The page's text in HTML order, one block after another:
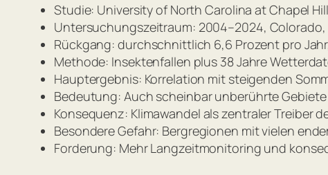
Studie: University of North Carolina at Chapel Hill
Untersuchungszeitraum: 2004–2024,
Rückgang: durchschnittlich 6,6 Prozent pro
Methode: Insektenfallen plus 38 Jahre
Hauptergebnis: Korrelation mit steigenden
Bedeutung: Auch scheinbar unberührte
Konsequenz: Klimawandel als zentraler Treiber
Besondere Gefahr: Bergregionen mit vielen
Forderung: Mehr Langzeitmonitoring und